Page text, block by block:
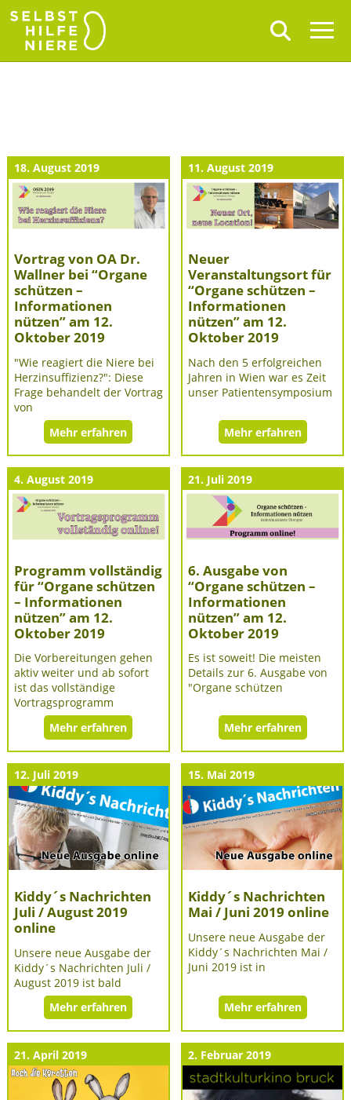
18. August 2019
Vortrag von OA Dr.
Wallner bei “Organe
schützen –
Informationen
nützen” am 12.
Oktober 2019
"Wie reagiert die Niere bei
Herzinsuffizienz?": Diese
Frage behandelt der Vortrag
von
Mehr erfahren
11. August 2019
Neuer
Veranstaltungsort für
“Organe schützen –
Informationen
nützen” am 12.
Oktober 2019
Nach den 5 erfolgreichen
Jahren in Wien war es Zeit
unser Patientensymposium
Mehr erfahren
4. August 2019
Programm vollständig
für “Organe schützen
– Informationen
nützen” am 12.
Oktober 2019
Die Vorbereitungen gehen
aktiv weiter und ab sofort
ist das vollständige
Vortragsprogramm
Mehr erfahren
21. Juli 2019
6. Ausgabe von
“Organe schützen –
Informationen
nützen” am 12.
Oktober 2019
Es ist soweit! Die meisten
Details zur 6. Ausgabe von
"Organe schützen
Mehr erfahren
12. Juli 2019
Kiddy´s Nachrichten
Juli / August 2019
online
Unsere neue Ausgabe der
Kiddy´s Nachrichten Juli /
August 2019 ist bald
Mehr erfahren
15. Mai 2019
Kiddy´s Nachrichten
Mai / Juni 2019 online
Unsere neue Ausgabe der
Kiddy´s Nachrichten Mai /
Juni 2019 ist in
Mehr erfahren
21. April 2019 2. Februar 2019